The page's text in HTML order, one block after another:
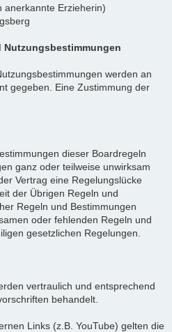
anerkannte Erzieherin)
Nutzungsbestimmungen
werden an
gegeben. Eine Zustimmung der
dieser Boardregeln
ganz oder teilweise unwirksam
Vertrag eine Regelungslücke
der Übrigen Regeln und
Regeln und Bestimmungen
oder fehlenden Regeln und
gesetzlichen Regelungen.
vertraulich und entsprechend
behandelt.
Links (z.B. YouTube) gelten die